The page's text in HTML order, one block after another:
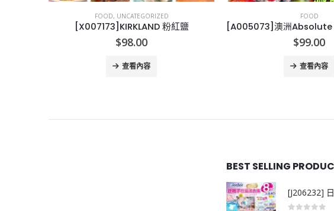
FOOD, UNCATEGORIZED
[X007173]KIRKLAND 粉紅鹽
$98.00
查看內容
FOOD
$99.00
查看內容
BEST SELLING